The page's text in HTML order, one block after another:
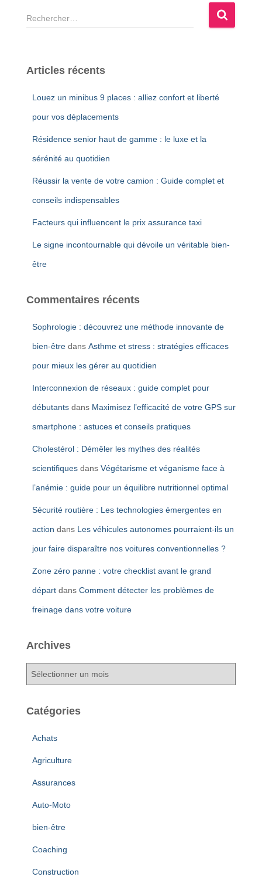
R
e
e
Articles récents
Louez un minibus 9 places : alliez confort et liberté
pour vos déplacements
Résidence senior haut de gamme : le luxe et la
sérénité au quotidien
Réussir la vente de votre camion : Guide complet et
conseils indispensables
Facteurs qui influencent le prix assurance taxi
Le signe incontournable qui dévoile un véritable bien-
être
Commentaires récents
Sophrologie : découvrez une méthode innovante de
bien-être dans Asthme et stress : stratégies efficaces
pour mieux les gérer au quotidien
Interconnexion de réseaux : guide complet pour
débutants dans Maximisez l’efficacité de votre GPS sur
smartphone : astuces et conseils pratiques
Cholestérol : Démêler les mythes des réalités
scientifiques dans Végétarisme et véganisme face à
l’anémie : guide pour un équilibre nutritionnel optimal
Sécurité routière : Les technologies émergentes en
action dans Les véhicules autonomes pourraient-ils un
jour faire disparaître nos voitures conventionnelles ?
Zone zéro panne : votre checklist avant le grand
départ dans Comment détecter les problèmes de
freinage dans votre voiture
Archives
h
Catégories
Achats
Agriculture
Assurances
Auto-Moto
bien-être
Coaching
Construction